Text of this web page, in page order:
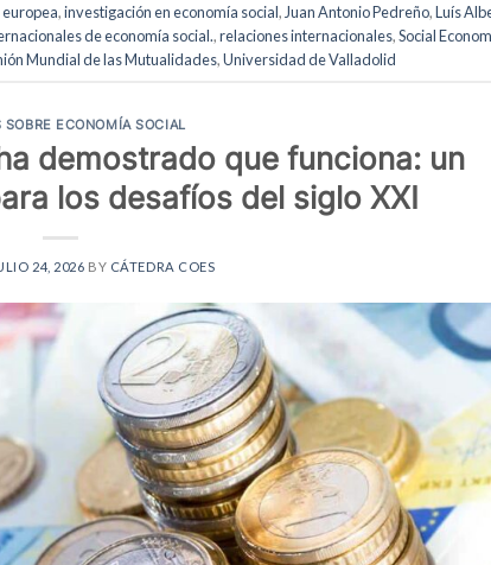
europea,investigación en economía social,Juan Antonio Pedreño,Luís
de economía social.,relaciones internacionales,Social
Mundial de las Mutualidades,Universidad de Valladolid
SOBRE ECONOMÍA SOCIAL
demostrado que funciona: un
los desafíos del siglo XXI
24, 2026 BY CÁTEDRA COES